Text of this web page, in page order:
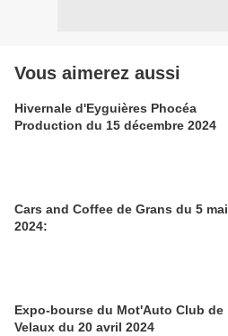
Vous aimerez aussi
Hivernale d'Eyguières Phocéa
Production du 15 décembre 2024
Cars and Coffee de Grans du 5 mai
2024:
Expo-bourse du Mot'Auto Club de
Velaux du 20 avril 2024